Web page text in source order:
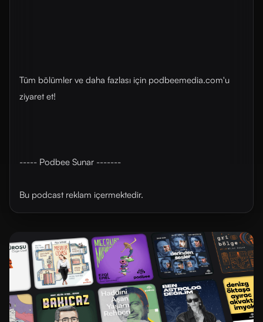
Tüm bölümler ve daha fazlası için ⁠⁠podbeemedia.com⁠⁠'u
ziyaret et!
----- Podbee Sunar -------
Bu podcast reklam içermektedir.